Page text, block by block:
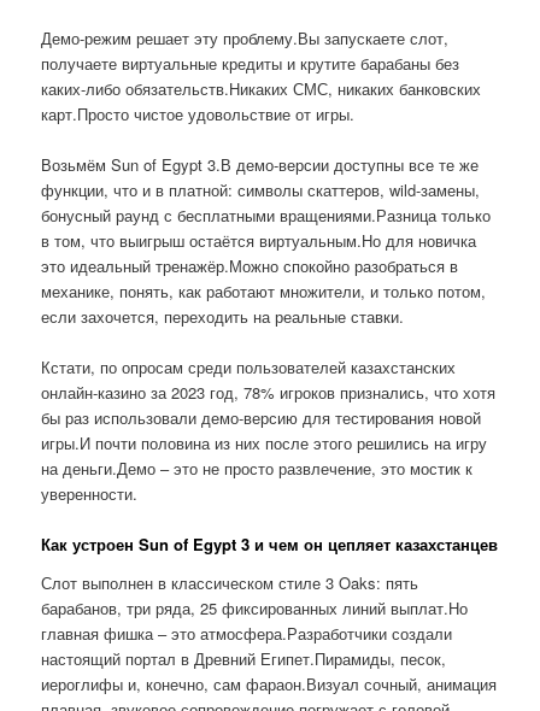
Демо-режим решает эту проблему.Вы запускаете слот,
получаете виртуальные кредиты и крутите барабаны без
каких-либо обязательств.Никаких СМС, никаких банковских
карт.Просто чистое удовольствие от игры.
Возьмём Sun of Egypt 3.В демо-версии доступны все те же
функции, что и в платной: символы скаттеров, wild-замены,
бонусный раунд с бесплатными вращениями.Разница только
в том, что выигрыш остаётся виртуальным.Но для новичка
это идеальный тренажёр.Можно спокойно разобраться в
механике, понять, как работают множители, и только потом,
если захочется, переходить на реальные ставки.
Кстати, по опросам среди пользователей казахстанских
онлайн-казино за 2023 год, 78% игроков признались, что хотя
бы раз использовали демо-версию для тестирования новой
игры.И почти половина из них после этого решились на игру
на деньги.Демо – это не просто развлечение, это мостик к
уверенности.
Как устроен Sun of Egypt 3 и чем он цепляет казахстанцев
Слот выполнен в классическом стиле 3 Oaks: пять
барабанов, три ряда, 25 фиксированных линий выплат.Но
главная фишка – это атмосфера.Разработчики создали
настоящий портал в Древний Египет.Пирамиды, песок,
иероглифы и, конечно, сам фараон.Визуал сочный, анимация